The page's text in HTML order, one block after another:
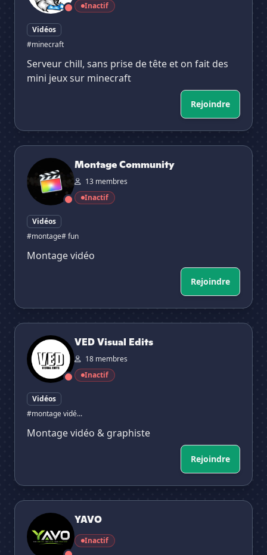
Inactif
Vidéos
#minecraft
Serveur chill, sans prise de tête et on fait des
mini jeux sur minecraft
Rejoindre
Montage Community
Montage Community
13 membres
Inactif
Vidéos
#montage# fun
Montage vidéo
Rejoindre
VED Visual Edits
VED Visual Edits
18 membres
Inactif
Vidéos
#montage vidé...
Montage vidéo & graphiste
Rejoindre
YAVO
YAVO
Inactif